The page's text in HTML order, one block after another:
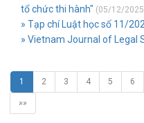
tổ chức thi hành" (05/12/
» Tạp chí Luật học số 11/
» Vietnam Journal of Legal
1 2 3 4 5 6
»»